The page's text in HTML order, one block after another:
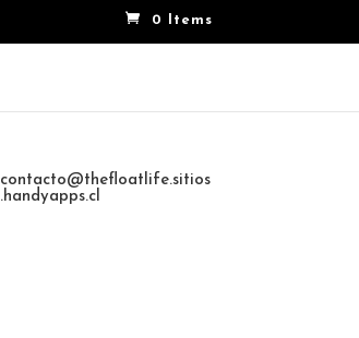
0 Items
contacto@thefloatlife.sitios
.handyapps.cl